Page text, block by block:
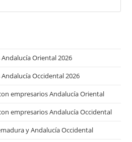
Oriental 2026
Occidental 2026
empresarios Andalucía Oriental
empresarios Andalucía Occidental
y Andalucía Occidental